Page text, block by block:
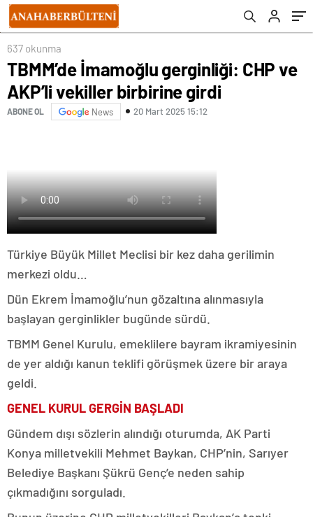
637 okunma
TBMM’de İmamoğlu gerginliği: CHP ve
AKP’li vekiller birbirine girdi
ABONE OL News 20 Mart 2025 15:12
Türkiye Büyük Millet Meclisi bir kez daha gerilimin
merkezi oldu…
Dün Ekrem İmamoğlu’nun gözaltına alınmasıyla
başlayan gerginlikler bugünde sürdü.
TBMM Genel Kurulu, emeklilere bayram ikramiyesinin
de yer aldığı kanun teklifi görüşmek üzere bir araya
geldi.
GENEL KURUL GERGİN BAŞLADI
Gündem dışı sözlerin alındığı oturumda, AK Parti
Konya milletvekili Mehmet Baykan, CHP’nin, Sarıyer
Belediye Başkanı Şükrü Genç’e neden sahip
çıkmadığını sorguladı.